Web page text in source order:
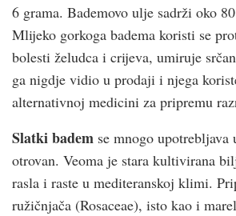
6 grama. Bademovo ulje sadrži oko
Mlijeko gorkoga badema koristi se
bolesti želudca i crijeva, umiruje
ga nigdje vidio u prodaji i njega
alternativnoj medicini za pripremu
Slatki badem se mnogo
otrovan. Veoma je stara kultivirana
rasla i raste u mediteranskoj klimi.
ružičnjača (Rosaceae), isto kao i